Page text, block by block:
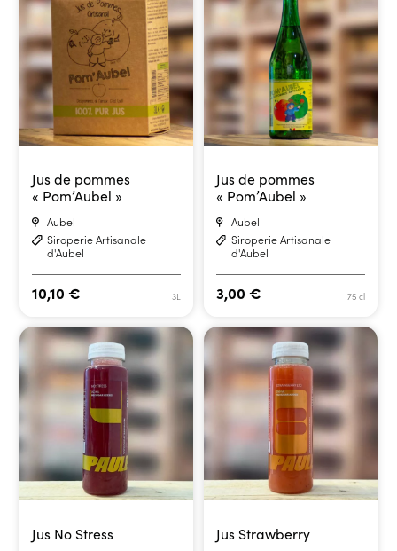
Jus de pommes
« Pom’Aubel »
Aubel
Siroperie Artisanale
d'Aubel
3L
10,10€
Jus de pommes
« Pom’Aubel »
Aubel
Siroperie Artisanale
d'Aubel
75 cl
3,00 €
Jus No Stress Jus Strawberry